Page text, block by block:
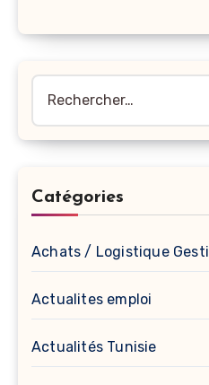
Catégories
Achats / Logistique
Actualites emploi
Actualités Tunisie